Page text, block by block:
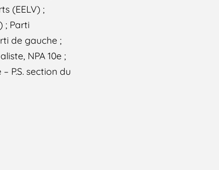
(EELV) ;
; Parti
de gauche ;
NPA 10e ;
P.S. section du